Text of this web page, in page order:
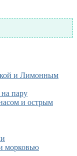
и Лимонным
пару
и острым
морковью